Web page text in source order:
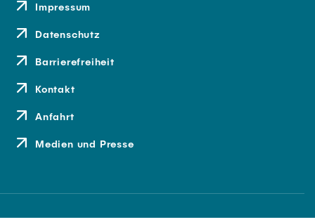
Impressum
Datenschutz
Barrierefreiheit
Kontakt
Anfahrt
Medien und Presse